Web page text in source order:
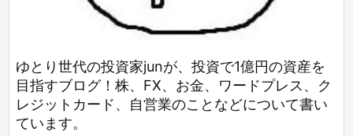
ゆとり世代の投資家junが、投資で1億円の資産を
目指すブログ！株、FX、お金、ワードプレス、ク
レジットカード、自営業のことなどについて書い
ています。